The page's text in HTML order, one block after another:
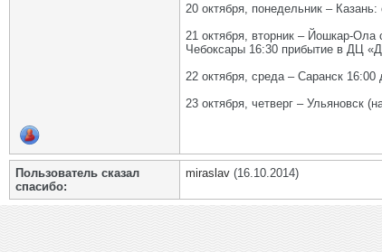
20 октября, понедельник –
21 октября, вторник – Йошкар-
Чебоксары 16:30 прибытие в
22 октября, среда – Саранск
23 октября, четверг –
Пользователь сказал
cпасибо:
miraslav (16.10.2014)